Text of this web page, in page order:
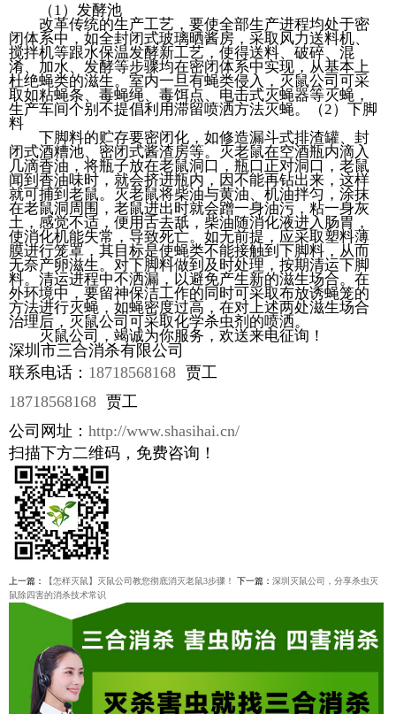
（1）发酵池
改革传统的生产工艺，要使全部生产进程均处于密
闭体系中，如全封闭式玻璃晒酱房，采取风力送料机、
搅拌机等跟水保温发酵新工艺，使得送料、破碎、混
淆、加水、发酵等步骤均在密闭体系中实现，从基本上
杜绝蝇类的滋生。室内一旦有蝇类侵入，灭鼠公司可采
取如粘蝇条、毒蝇绳、毒饵点、电击式灭蝇器等灭蝇，
生产车间个别不提倡利用滞留喷洒方法灭蝇。（2）下脚
料
下脚料的贮存要密闭化，如修造漏斗式排渣罐、封
闭式酒糟池、密闭式酱渣房等。灭老鼠在空酒瓶内滴入
几滴香油，将瓶子放在老鼠洞口，瓶口正对洞口，老鼠
闻到香油味时，就会挤进瓶内，因不能再钻出来，这样
就可捕到老鼠。灭老鼠将柴油与黄油、机油拌匀，涂抹
在老鼠洞周围，老鼠进出时就会蹭一身油污，粘一身灰
土，感觉不适，便用舌去舐，柴油随消化液进入肠胃，
使消化机能失常，导致死亡。如无前提，应采取塑料薄
膜进行笼罩，其目标是使蝇类不能接触到下脚料，从而
无奈产卵滋生。对下脚料做到及时处理，按期清运下脚
料。清运进程中不洒漏，以避免产生新的滋生场合。在
外环境中，要留神保洁工作的同时可采取布放诱蝇笼的
方法进行灭蝇，如蝇密度过高，在对上述两处滋生场合
治理后，灭鼠公司可采取化学杀虫剂的喷洒。
灭鼠公司，竭诚为你服务，欢送来电征询！
深圳市三合消杀有限公司
联系电话： 18718568168 贾工
18718568168 贾工
公司网址： http://www.shasihai.cn/
扫描下方二维码，免费咨询！
上一篇： 【怎样灭鼠】灭鼠公司教您彻底消灭老鼠3步骤！ 下一篇： 深圳灭鼠公司，分享杀虫灭
鼠除四害的消杀技术常识